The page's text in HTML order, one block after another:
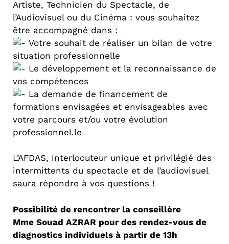
Artiste, Technicien du Spectacle, de
l’Audiovisuel ou du Cinéma : vous souhaitez
être accompagné dans :
Votre souhait de réaliser un bilan de votre
situation professionnelle
Le développement et la reconnaissance de
vos compétences
La demande de financement de
formations envisagées et envisageables avec
votre parcours et/ou votre évolution
professionnel.le
L’AFDAS, interlocuteur unique et privilégié des
intermittents du spectacle et de l’audiovisuel
saura répondre à vos questions !
Possibilité de rencontrer la conseillère
Mme Souad AZRAR pour des rendez-vous de
diagnostics individuels à partir de 13h